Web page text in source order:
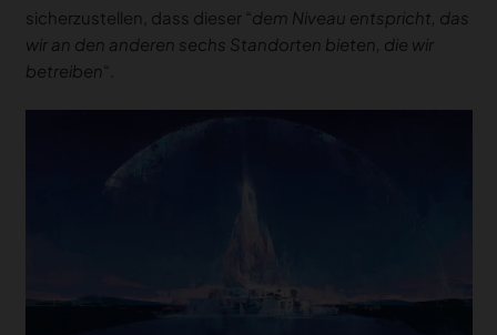
sicherzustellen, dass dieser “ dem Niveau entspricht, das
wir an den anderen sechs Standorten bieten, die wir
betreiben“.